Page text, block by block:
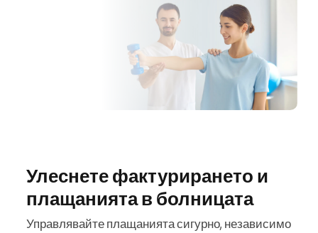
Улеснете фактурирането и
плащанията в болницата
Управлявайте плащанията сигурно, независимо